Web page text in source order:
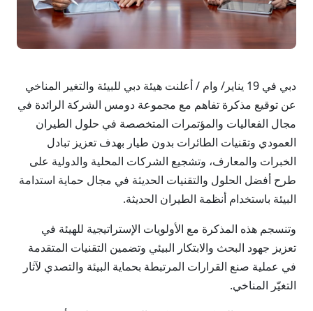
دبي في 19 يناير/ وام / أعلنت هيئة دبي للبيئة والتغير المناخي
عن توقيع مذكرة تفاهم مع مجموعة دومس الشركة الرائدة في
مجال الفعاليات والمؤتمرات المتخصصة في حلول الطيران
العمودي وتقنيات الطائرات بدون طيار بهدف تعزيز تبادل
الخبرات والمعارف، وتشجيع الشركات المحلية والدولية على
طرح أفضل الحلول والتقنيات الحديثة في مجال حماية استدامة
البيئة باستخدام أنظمة الطيران الحديثة.
وتنسجم هذه المذكرة مع الأولويات الإستراتيجية للهيئة في
تعزيز جهود البحث والابتكار البيئي وتضمين التقنيات المتقدمة
في عملية صنع القرارات المرتبطة بحماية البيئة والتصدي لآثار
التغيّر المناخي.